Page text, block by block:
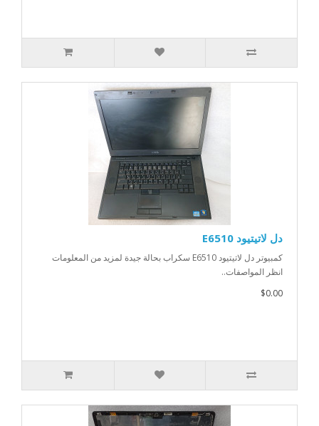
دل لاتيتيود E6510
كمبيوتر دل لاتيتيود E6510 سكراب بحالة جيدة لمزيد من المعلومات
انظر المواصفات..
$0.00